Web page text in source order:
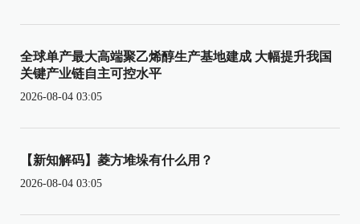
全球单产最大高端聚乙烯醇生产基地建成 大幅提升我国
关键产业链自主可控水平
2026-08-04 03:05
【新知解码】菱方堆垛有什么用？
2026-08-04 03:05